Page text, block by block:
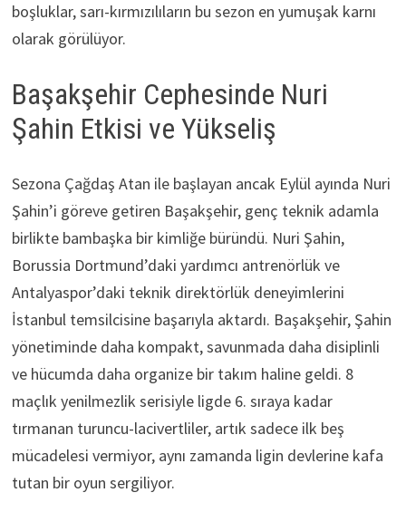
boşluklar, sarı-kırmızılıların bu sezon en yumuşak karnı
olarak görülüyor.
Başakşehir Cephesinde Nuri
Şahin Etkisi ve Yükseliş
Sezona Çağdaş Atan ile başlayan ancak Eylül ayında Nuri
Şahin’i göreve getiren Başakşehir, genç teknik adamla
birlikte bambaşka bir kimliğe büründü. Nuri Şahin,
Borussia Dortmund’daki yardımcı antrenörlük ve
Antalyaspor’daki teknik direktörlük deneyimlerini
İstanbul temsilcisine başarıyla aktardı. Başakşehir, Şahin
yönetiminde daha kompakt, savunmada daha disiplinli
ve hücumda daha organize bir takım haline geldi. 8
maçlık yenilmezlik serisiyle ligde 6. sıraya kadar
tırmanan turuncu-lacivertliler, artık sadece ilk beş
mücadelesi vermiyor, aynı zamanda ligin devlerine kafa
tutan bir oyun sergiliyor.